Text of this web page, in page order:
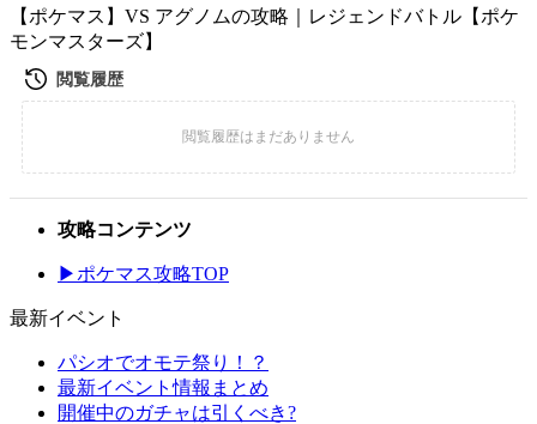
【ポケマス】VS アグノムの攻略｜レジェンドバトル【ポケ
モンマスターズ】
攻略コンテンツ
▶ポケマス攻略TOP
最新イベント
パシオでオモテ祭り！？
最新イベント情報まとめ
開催中のガチャは引くべき?